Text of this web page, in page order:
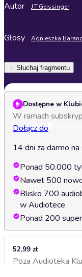
Autor J.T.Geissinger
Głosy Agnieszka
Słuchaj fragmentu
Dostępne w
W ramach
Dołącz do
14 dni za darmo
Ponad 50.000
Nawet 500
Blisko 700
w Audiotece
Ponad 200
52,99 zł
Poza Audioteka